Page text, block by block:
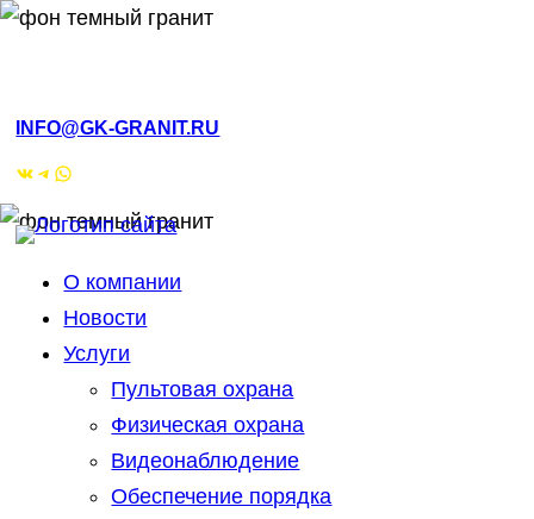
INFO@GK-GRANIT.RU
ВКонтакте
Telegram
WhatsApp
О компании
Новости
Услуги
Пультовая охрана
Физическая охрана
Видеонаблюдение
Обеспечение порядка